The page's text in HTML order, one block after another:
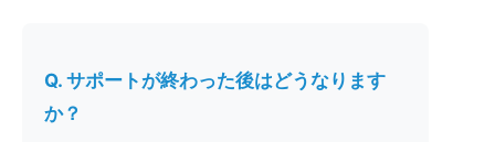
Q. サポートが終わった後はどうなります
か？